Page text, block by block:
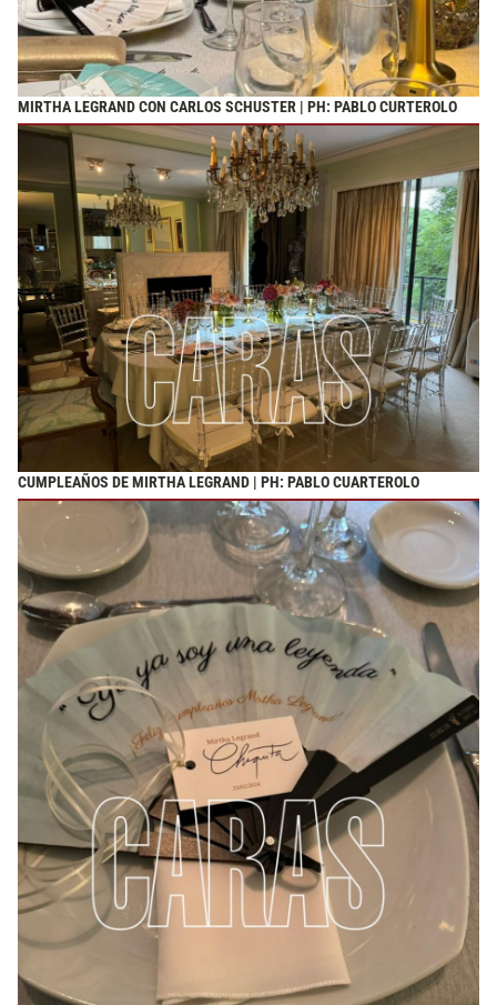
MIRTHA LEGRAND CON CARLOS SCHUSTER | PH: PABLO CURTEROLO
CUMPLEAÑOS DE MIRTHA LEGRAND | PH: PABLO CUARTEROLO